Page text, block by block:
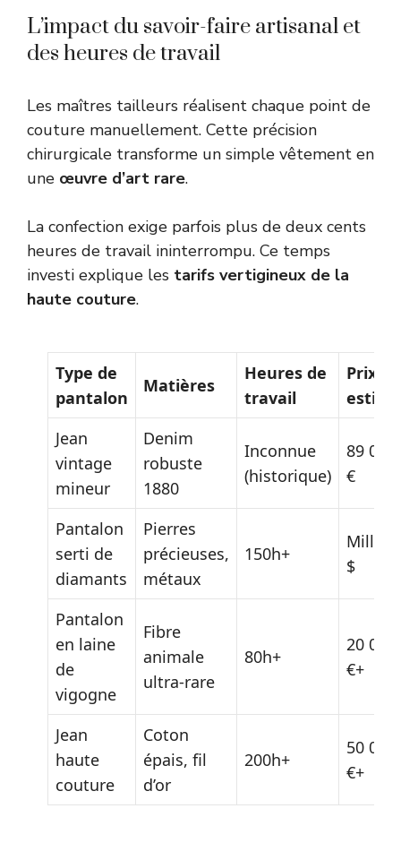
L’impact du savoir-faire artisanal et
des heures de travail
Les maîtres tailleurs réalisent chaque point de
couture manuellement. Cette précision
chirurgicale transforme un simple vêtement en
une œuvre d’art rare.
La confection exige parfois plus de deux cents
heures de travail ininterrompu. Ce temps
investi explique les tarifs vertigineux de la
haute couture.
Type de
pantalon
Matières
Heures de
travail
Prix
estimé
Jean
vintage
mineur
Denim
robuste
1880
Inconnue
(historique)
89 000
€
Pantalon
serti de
diamants
Pierres
précieuses,
métaux
150h+
$
Pantalon
en laine
de
vigogne
Fibre
animale
ultra-rare
80h+
20 000
€+
Jean
haute
couture
Coton
épais, fil
d’or
200h+
50 000
€+